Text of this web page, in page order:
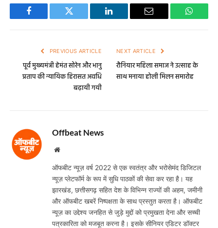
Facebook Twitter LinkedIn Email
PREVIOUS ARTICLE
पूर्व मुख्यमंत्री हेमंत सोरेन और भानु
प्रताप की न्यायिक हिरासत अवधि
बढ़ायी गयी
NEXT ARTICLE
रौनियार महिला समाज ने उत्साह के
साथ मनाया होली मिलन समारोह
Offbeat News
Website
ऑफबीट न्यूज़ वर्ष 2022 से एक स्वतंत्र और भरोसेमंद डिजिटल
न्यूज़ प्लेटफॉर्म के रूप में सुधि पाठकों की सेवा कर रहा है। यह
झारखंड, छत्तीसगढ़ सहित देश के विभिन्न राज्यों की अहम, जमीनी
और ऑफबीट खबरें निष्पक्षता के साथ प्रस्तुत करता है। ऑफबीट
न्यूज़ का उद्देश्य जनहित से जुड़े मुद्दों को प्रमुखता देना और सच्ची
पत्रकारिता को मजबूत करना है। इसके सीनियर एडिटर डॉक्टर